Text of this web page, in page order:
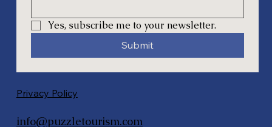
Yes, subscribe me to your newsletter.
Submit
Privacy Policy
info@puzzletourism.com